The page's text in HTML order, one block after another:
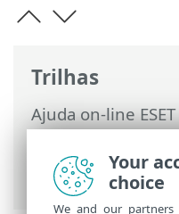
Trilhas
Ajuda on-line ESET
Security>
Ferramentas>
modo de
Your
choice
We and our